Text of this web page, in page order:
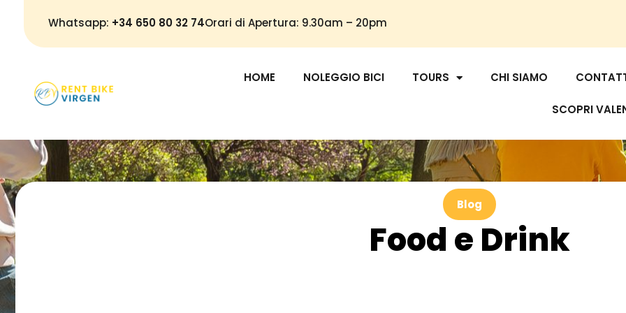
Whatsapp: +34 650 80 32 74Orari di Apertura: 9.30am – 20pm
HOME NOLEGGIO BICI TOURS CHI SIAMO
SCOPRI
Blog
Food e Drink